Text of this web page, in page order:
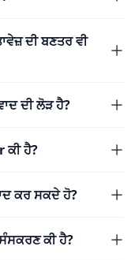
ਦੀ ਬਣਤਰ ਵੀ
ਦੀ ਲੋੜ ਹੈ?
ਕੀ ਹੈ?
ਕਰ ਸਕਦੇ ਹੋ?
ਕੀ ਹੈ?